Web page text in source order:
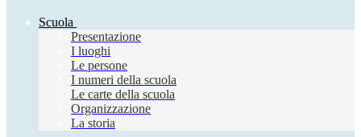
Scuola
Presentazione
I luoghi
Le persone
I numeri della scuola
Le carte della scuola
Organizzazione
La storia